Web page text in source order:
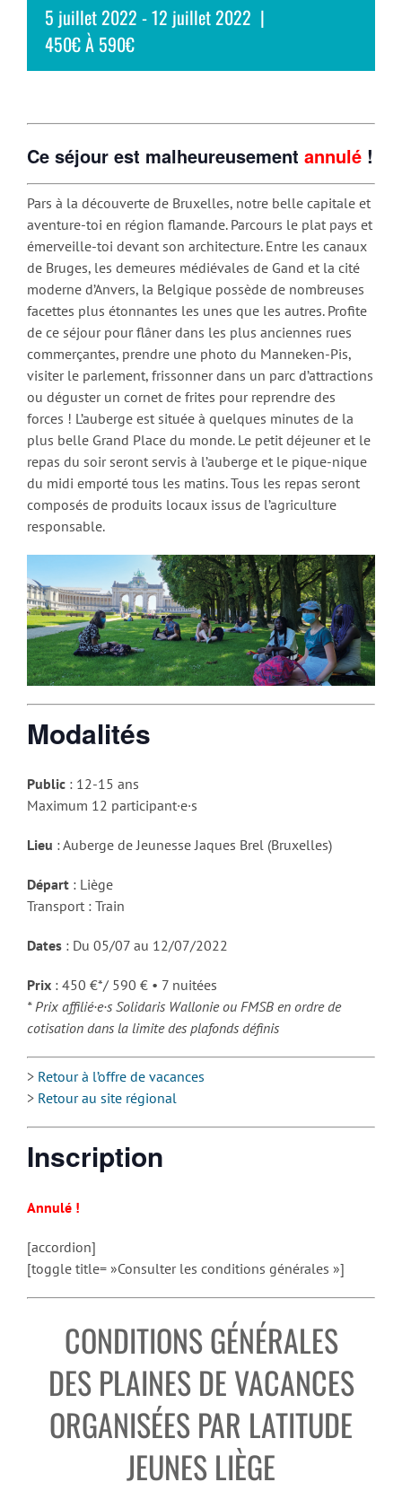
5 juillet 2022 -12 juillet 2022 |
450€ À 590€
Ce séjour est malheureusement annulé !
Pars à la découverte de Bruxelles, notre belle capitale et
aventure-toi en région flamande. Parcours le plat pays et
émerveille-toi devant son architecture. Entre les canaux
de Bruges, les demeures médiévales de Gand et la cité
moderne d’Anvers, la Belgique possède de nombreuses
facettes plus étonnantes les unes que les autres. Profite
de ce séjour pour flâner dans les plus anciennes rues
commerçantes, prendre une photo du Manneken-Pis,
visiter le parlement, frissonner dans un parc d’attractions
ou déguster un cornet de frites pour reprendre des
forces ! L’auberge est située à quelques minutes de la
plus belle Grand Place du monde. Le petit déjeuner et le
repas du soir seront servis à l’auberge et le pique-nique
du midi emporté tous les matins. Tous les repas seront
composés de produits locaux issus de l’agriculture
responsable.
Modalités
Public : 12-15 ans
Maximum 12 participant·e·s
Lieu : Auberge de Jeunesse Jaques Brel (Bruxelles)
Départ : Liège
Transport : Train
Dates : Du 05/07 au 12/07/2022
Prix : 450 €*/ 590 € • 7 nuitées
* Prix affilié·e·s Solidaris Wallonie ou FMSB en ordre de
cotisation dans la limite des plafonds définis
> Retour à l’offre de vacances
> Retour au site régional
Inscription
Annulé !
[accordion]
[toggle title= »Consulter les conditions générales »]
CONDITIONS GÉNÉRALES
DES PLAINES DE VACANCES
ORGANISÉES PAR LATITUDE
JEUNES LIÈGE